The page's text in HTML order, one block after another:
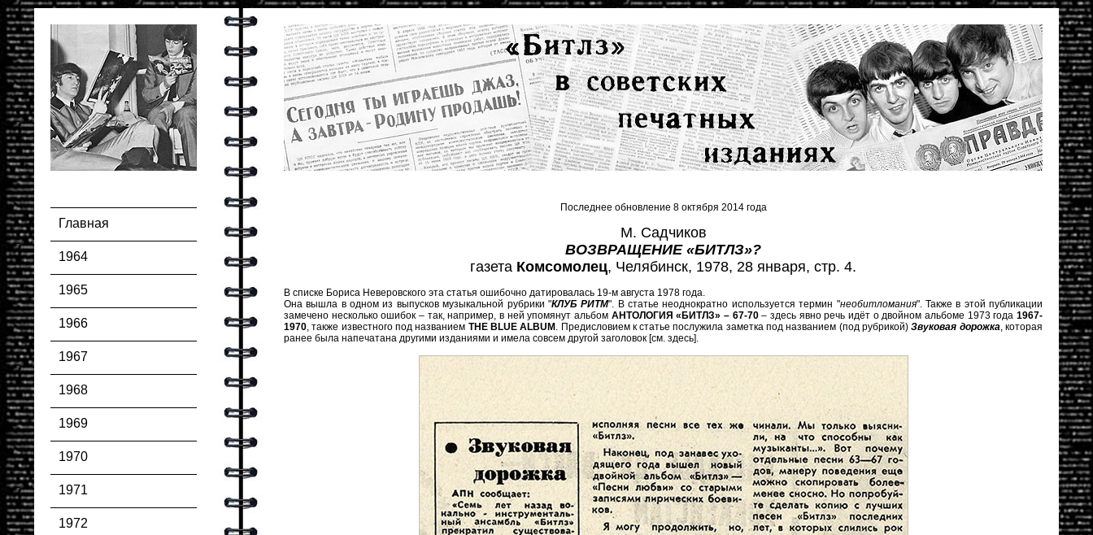
Главная
1964
1965
1966
1967
1968
1969
1970
1971
1972
Последнее обновление 8 октября 2014 года
М. Садчиков
ВОЗВРАЩЕНИЕ «БИТЛЗ»?
газета Комсомолец, Челябинск, 1978, 28 января, стр. 4.
В списке Бориса Неверовского эта статья ошибочно датировалась 19-м августа 1978 года.
Она вышла в одном из выпусков музыкальной рубрики "КЛУБ РИТМ". В статье неоднократно используется термин "необитломания". Также в этой публикации
замечено несколько ошибок – так, например, в ней упомянут альбом АНТОЛОГИЯ «БИТЛЗ» – 67-70– здесь явно речь идёт о двойном альбоме 1973 года1967-
1970, также известного под названием THE BLUE ALBUM . Предисловием к статье послужила заметка под названием (под рубрикой)Звуковая дорожка, которая
ранее была напечатана другими изданиями и имела совсем другой заголовок [см. здесь].